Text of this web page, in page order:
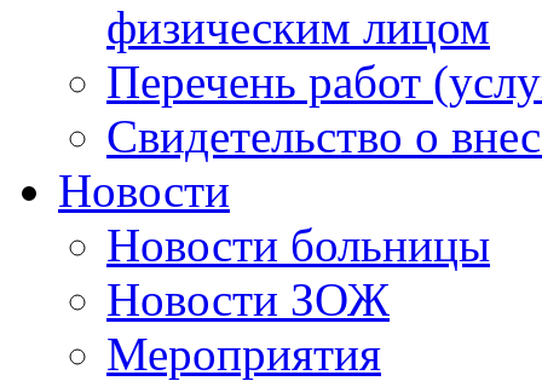
физическим лицом
Перечень работ
Свидетельство о
Новости
Новости больницы
Новости ЗОЖ
Мероприятия